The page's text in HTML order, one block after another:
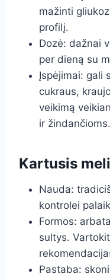
mažinti
profilį.
Dozė: dažnai
per dieną su
Įspėjimai: gali
cukraus,
veikimą
ir žindančioms.
Kartusis
Nauda:
kontrolei
Formos:
sultys.
Pastaba: